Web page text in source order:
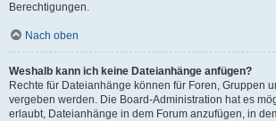
Berechtigungen.
Nach oben
Weshalb kann ich keine Dateianhänge anfügen?
Rechte für Dateianhänge können für Foren, Gruppen
vergeben werden. Die Board-Administration hat es
erlaubt, Dateianhänge in dem Forum anzufügen, in